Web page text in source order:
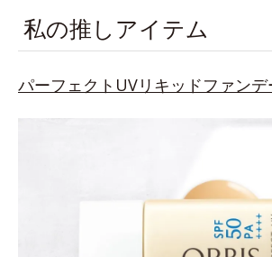
私の推しアイテム
パーフェクトUVリキッドファンデ